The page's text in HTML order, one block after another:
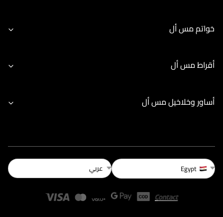
خواتم مس أل
أقراط مس أل
أساور وخلاخيل مس أل
Egypt عربي